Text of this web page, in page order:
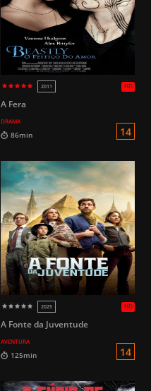
HD
A Fera
DRAMA
A Fonte da Juventude
AVENTURA